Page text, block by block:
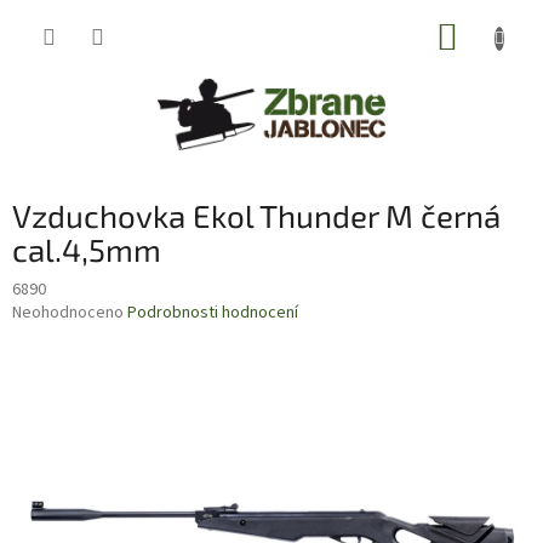
Vzduchovka Ekol Thunder M černá
cal.4,5mm
6890
Průměrné
Neohodnoceno Podrobnosti hodnocení